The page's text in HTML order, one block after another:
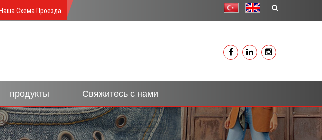
Наша Схема Проезда
продукты Свяжитесь с нами